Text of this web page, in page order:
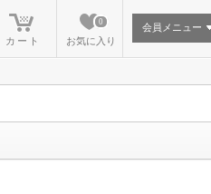
カート
お気に入り
0
会員メニュー